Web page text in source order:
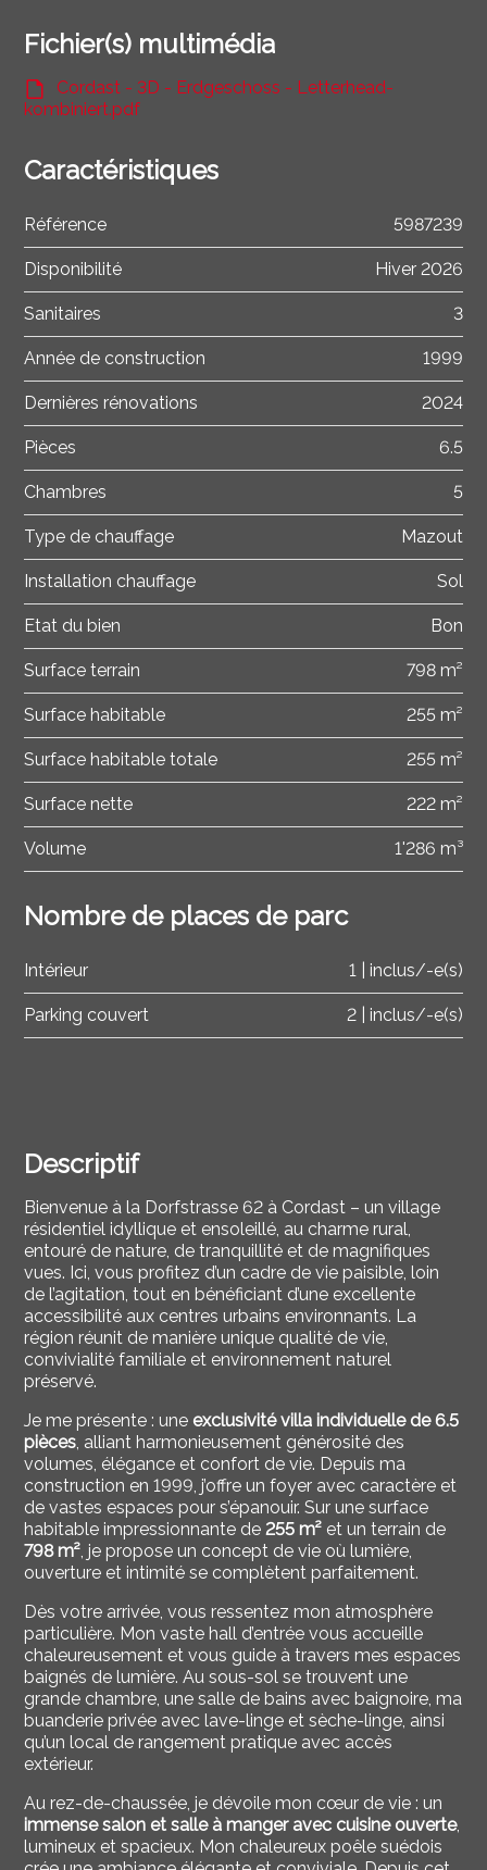
Descriptif
Bienvenue à la Dorfstrasse 62 à Cordast – un village
résidentiel idyllique et ensoleillé, au charme rural,
entouré de nature, de tranquillité et de magnifiques
vues. Ici, vous profitez d’un cadre de vie paisible, loin
de l’agitation, tout en bénéficiant d’une excellente
accessibilité aux centres urbains environnants. La
région réunit de manière unique qualité de vie,
convivialité familiale et environnement naturel
préservé.
Je me présente : une exclusivité villa individuelle de 6.5
pièces , alliant harmonieusement générosité des
volumes, élégance et confort de vie. Depuis ma
construction en 1999, j’offre un foyer avec caractère et
de vastes espaces pour s’épanouir. Sur une surface
habitable impressionnante de255 m² et un terrain de
798 m² , je propose un concept de vie où lumière,
ouverture et intimité se complètent parfaitement.
Dès votre arrivée, vous ressentez mon atmosphère
particulière. Mon vaste hall d’entrée vous accueille
chaleureusement et vous guide à travers mes espaces
baignés de lumière. Au sous-sol se trouvent une
grande chambre, une salle de bains avec baignoire, ma
buanderie privée avec lave-linge et sèche-linge, ainsi
qu’un local de rangement pratique avec accès
extérieur.
Au rez-de-chaussée, je dévoile mon cœur de vie : un
immense salon et salle à manger avec cuisine ouverte,
lumineux et spacieux. Mon chaleureux poêle suédois
Fichier(s) multimédia
Cordast - 3D - Erdgeschoss - Letterhead-
kombiniert.pdf
Caractéristiques
Référence 5987239
Disponibilité Hiver 2026
Sanitaires 3
Année de construction 1999
Dernières rénovations 2024
Pièces 6.5
Chambres 5
Type de chauffage Mazout
Installation chauffage Sol
Etat du bien Bon
Surface terrain 798 m²
Surface habitable 255 m²
Surface habitable totale 255 m²
Surface nette 222 m²
Volume 1'286 m³
Nombre de places de parc
Intérieur 1 | inclus/-e(s)
Parking couvert 2 | inclus/-e(s)